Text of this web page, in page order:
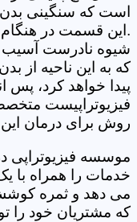
است که سنگینی بدن
.این قسمت در هنگام
شیوه نادرست آسیب
که به این ناحیه از
پیدا خواهد کرد، پس
فیزیوتراپیست
روش برای درمان
موسسه فیزیوتراپی
خدمات را همراه با
می دهد و ثمره
که مشتریان خود را